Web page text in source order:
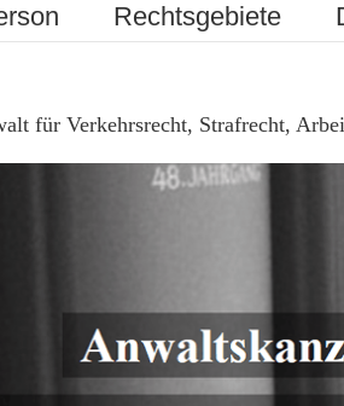
Rechtsgebiete
für Verkehrsrecht, Strafrecht,